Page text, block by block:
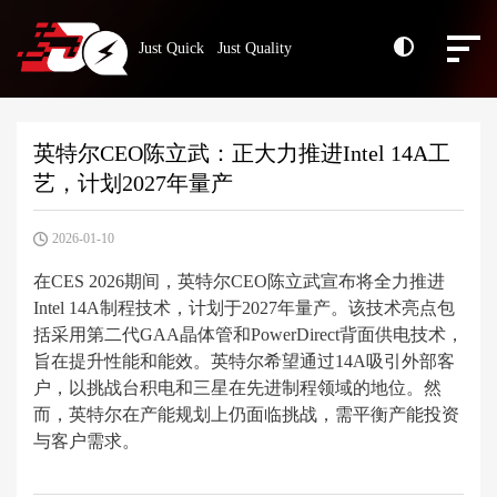
Just Quick Just Quality
英特尔CEO陈立武：正大力推进Intel 14A工
艺，计划2027年量产
2026-01-10
在CES 2026期间，英特尔CEO陈立武宣布将全力推进
Intel 14A制程技术，计划于2027年量产。该技术亮点包
括采用第二代GAA晶体管和PowerDirect背面供电技术，
旨在提升性能和能效。英特尔希望通过14A吸引外部客
户，以挑战台积电和三星在先进制程领域的地位。然
而，英特尔在产能规划上仍面临挑战，需平衡产能投资
与客户需求。